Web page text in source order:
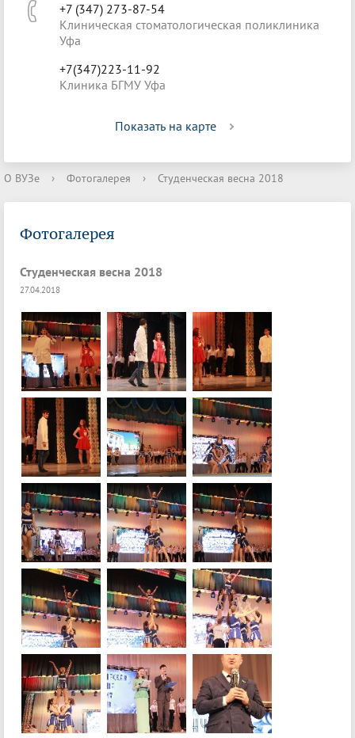
+7 (347) 273-87-54
Клиническая стоматологическая поликлиника
Уфа
+7(347)223-11-92
Клиника БГМУ Уфа
Показать на карте
О ВУЗе › Фотогалерея › Студенческая весна 2018
Фотогалерея
Студенческая весна 2018
27.04.2018